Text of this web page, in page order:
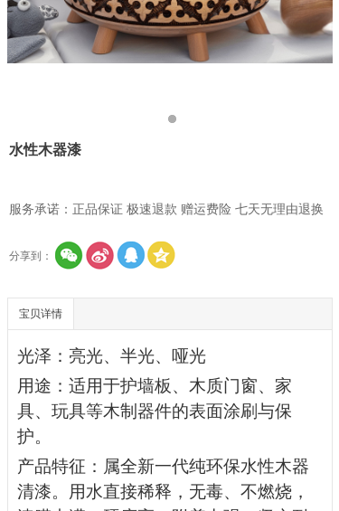
水性木器漆
服务承诺：正品保证 极速退款 赠运费险 七天无理由退换
分享到：
宝贝详情
光泽：亮光、半光、哑光
用途：适用于护墙板、木质门窗、家
具、玩具等木制器件的表面涂刷与保
护。
产品特征：属全新一代纯环保水性木器
清漆。用水直接稀释，无毒、不燃烧，